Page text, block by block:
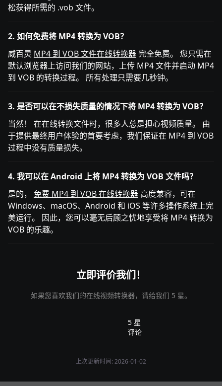
松获得所需的 .vob 文件。
2. 如何免费将 MP4 转换为 VOB？
威百灵 MP4 到 VOB 文件在线转换器完全免费。 您只需在
默认浏览器上访问我们的网站，上传 MP4 文件并启动 MP4
到 VOB 的转换过程。 所有处理只需要几秒钟。
3. 是否可以在不损失质量的情况下将 MP4 转换为 VOB？
当然！ 在在线转换文件时，很多人总是担心视频质量。 由
于提供最终用户体验的首要考虑，我们保证在 MP4 到 VOB
过程中没有质量损失。
4. 我可以在 Android 上将 MP4 转换为 VOB 文件吗？
是的， 免费 MP4 到 VOB 在线转换器 高度兼容，可在
Windows、macOS、Android 和 iOS 等许多操作系统上完
美运行。 因此，您可以毫无后顾之忧地享受将 MP4 转换为
VOB 的乐趣。
立即评价我们！
如果您喜欢我们的在线视频转换器，请给我们 5 星。
5 星
评论
上次更新时间: 2026-01-02